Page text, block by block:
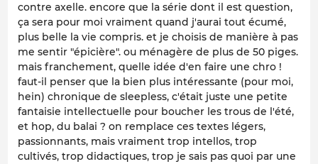
contre axelle. encore que la série dont il est question,
ça sera pour moi vraiment quand j'aurai tout écumé,
plus belle la vie compris. et je choisis de manière à pas
me sentir "épicière". ou ménagère de plus de 50 piges.
mais franchement, quelle idée d'en faire une chro !
faut-il penser que la bien plus intéressante (pour moi,
hein) chronique de sleepless, c'était juste une petite
fantaisie intellectuelle pour boucher les trous de l'été,
et hop, du balai ? on remplace ces textes légers,
passionnants, mais vraiment trop intellos, trop
cultivés, trop didactiques, trop je sais pas quoi par une